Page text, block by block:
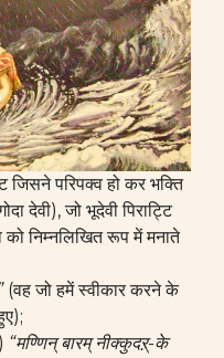
जिसने परिपक्व हो कर भक्ति
देवी), जो भूदेवी पिराट्टि
को निम्नलिखित रूप में मनाते
(वह जो हमें स्वीकार करने के
“मण्णिन् बारम् नीक्कुदऱ्-के